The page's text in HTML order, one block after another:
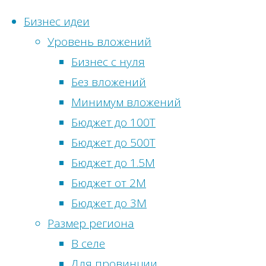
содержимому
Бизнес идеи
Уровень вложений
Бизнес с нуля
Без вложений
Минимум вложений
Бюджет до 100Т
Бюджет до 500Т
Бюджет до 1.5М
Бюджет от 2М
Бюджет до 3М
Размер региона
В селе
Главная
Бизнес
идеи
Бизнес-
идея:
Прокат
гироскутеров
Метки
Бизнес
идеи
без
вложений
Бизнес
идеи
в